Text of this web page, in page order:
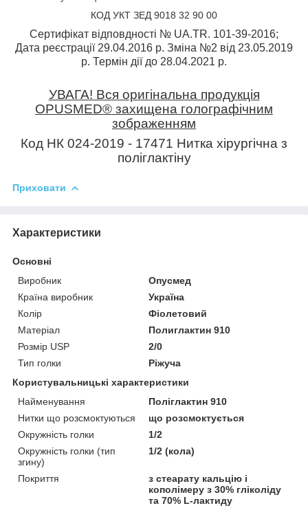
КОД УКТ ЗЕД 9018 32 90 00
Сертифікат відповдності № UA.TR. 101-39-2016;
Дата реєстрації 29.04.2016 р. Зміна №2 від 23.05.2019
р. Термін дії до 28.04.2021 р.
УВАГА! Вся оригінальна продукція
OPUSMED® захищена голографічним
зображенням
Код НК 024-2019 - 17471 Нитка хірургічна з
поліглактіну
Приховати
Характеристики
Основні
Виробник
Опусмед
Країна виробник
Україна
Колір
Фіолетовий
Матеріал
Полиглактин 910
Розмір USP
2/0
Тип голки
Ріжуча
Користувальницькі характеристики
Найменування
Поліглактин 910
Нитки що розсмоктуються
що розсмоктується
Окружність голки
1/2
Окружність голки (тип
згину)
1/2 (кола)
Покриття
з стеарату кальцію і
кополімеру з 30% гліколіду
та 70% L-лактиду